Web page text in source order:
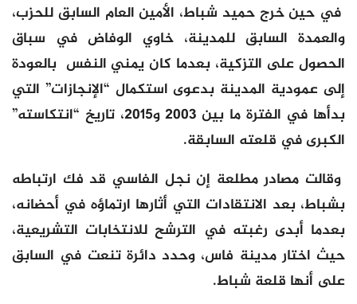
في حين خرج حميد شباط، الأمين العام السابق للحزب،
والعمدة السابق للمدينة، خاوي الوفاض في سباق
الحصول على التزكية، بعدما كان يمني النفس بالعودة
إلى عمودية المدينة بدعوى استكمال “الإنجازات” التي
بدأها في الفترة ما بين 2003 و2015، تاريخ “انتكاسته”
الكبرى في قلعته السابقة.
وقالت مصادر مطلعة إن نجل الفاسي قد فك ارتباطه
بشباط، بعد الانتقادات التي أثارها ارتماؤه في أحضانه،
بعدما أبدى رغبته في الترشح للانتخابات التشريعية،
حيث اختار مدينة فاس، وحدد دائرة تنعت في السابق
على أنها قلعة شباط.